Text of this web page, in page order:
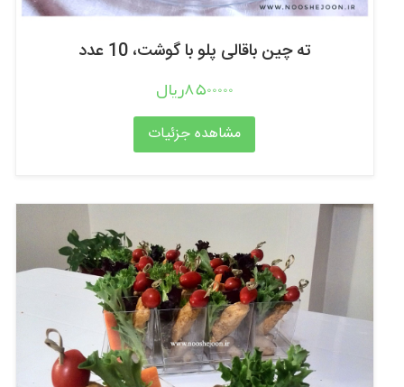
ته چین باقالی پلو با گوشت، 10 عدد
8500000ریال
مشاهده جزئیات